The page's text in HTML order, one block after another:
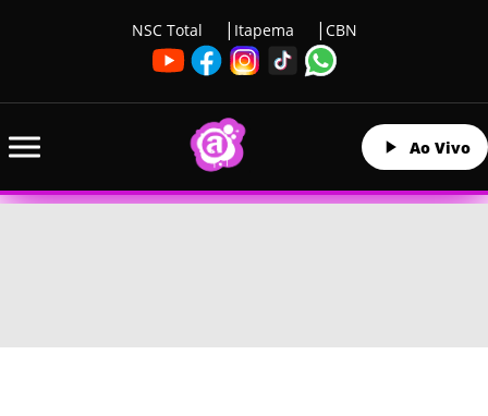
NSC Total Itapema CBN
Ao Vivo